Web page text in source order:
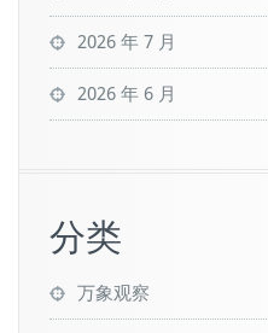
2026 年 7 月
2026 年 6 月
分类
万象观察